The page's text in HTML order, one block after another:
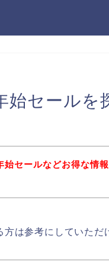
始セールを
始セールなどお得な情
は参考にしていただ